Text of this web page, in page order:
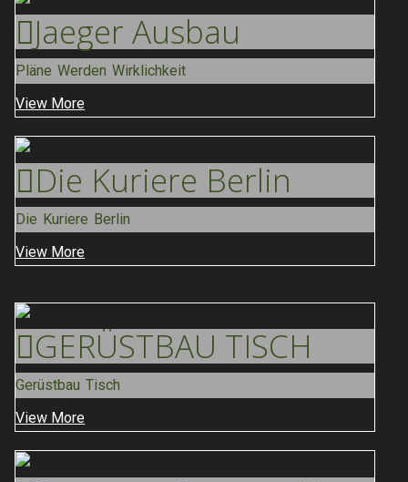
Jaeger Ausbau
Pläne Werden Wirklichkeit
View More
Die Kuriere Berlin
Die Kuriere Berlin
View More
GERÜSTBAU TISCH
Gerüstbau Tisch
View More